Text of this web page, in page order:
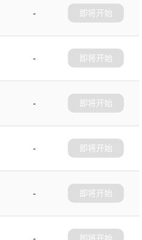
-
即将开始
-
即将开始
-
即将开始
-
即将开始
-
即将开始